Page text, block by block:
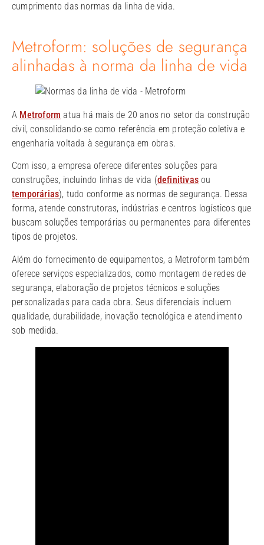
cumprimento das normas da linha de vida.
Metroform: soluções de segurança
alinhadas à norma da linha de vida
A Metroform atua há mais de 20 anos no setor da construção
civil, consolidando-se como referência em proteção coletiva e
engenharia voltada à segurança em obras.
Com isso, a empresa oferece diferentes soluções para
construções, incluindo linhas de vida (definitivas ou
temporárias), tudo conforme as normas de segurança. Dessa
forma, atende construtoras, indústrias e centros logísticos que
buscam soluções temporárias ou permanentes para diferentes
tipos de projetos.
Além do fornecimento de equipamentos, a Metroform também
oferece serviços especializados, como montagem de redes de
segurança, elaboração de projetos técnicos e soluções
personalizadas para cada obra. Seus diferenciais incluem
qualidade, durabilidade, inovação tecnológica e atendimento
sob medida.